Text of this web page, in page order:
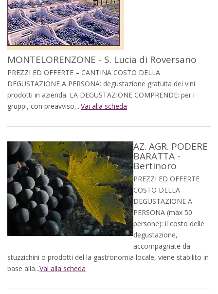
MONTELORENZONE - S. Lucia di Roversano
PREZZI ED OFFERTE – CANTINA COSTO DELLA
DEGUSTAZIONE A PERSONA: degustazione gratuita dei vini
prodotti in azienda. LA DEGUSTAZIONE COMPRENDE: per i
gruppi, con preavviso,...Vai alla scheda
AZ. AGR. PODERE
BARATTA -
Bertinoro
PREZZI ED OFFERTE
COSTO DELLA
DEGUSTAZIONE A
PERSONA (max 50
persone): il costo delle
degustazione,
accompagnate da
stuzzichini o prodotti del la gastronomia locale, viene stabilito in
base alla...Vai alla scheda